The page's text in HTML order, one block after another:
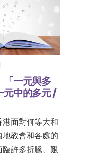
「一元與多
元中的多元 /
面對何等大和
教會和各處的
許多折騰、艱